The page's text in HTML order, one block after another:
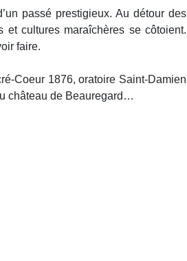
passé prestigieux. Au détour des
cultures maraîchères se côtoient.
faire.
Coeur 1876, oratoire Saint-Damien
château de Beauregard…